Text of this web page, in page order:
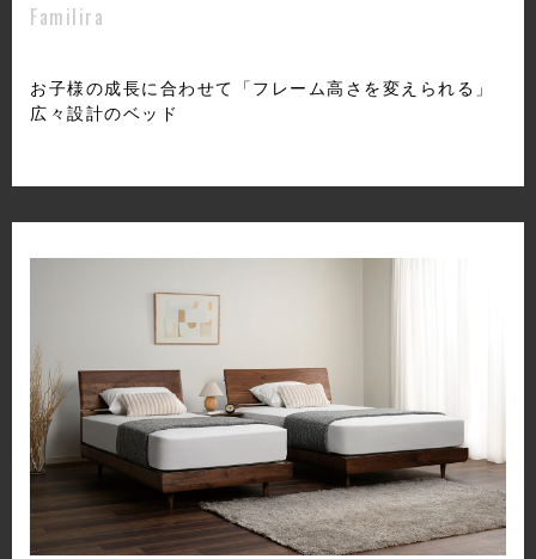
Familira
お子様の成長に合わせて「フレーム高さを変えられる」
広々設計のベッド